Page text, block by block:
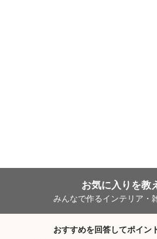
お気に入りを教
みんなで作るインテリア・
おすすめを回答してポイン